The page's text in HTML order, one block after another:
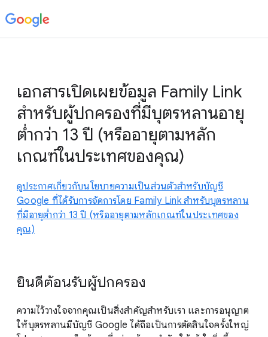
เอกสารเปิดเผยข้อมูล Family Link
สำหรับผู้ปกครองที่มีบุตรหลานอายุ
ต่ำกว่า 13 ปี (หรืออายุตามหลัก
เกณฑ์ในประเทศของคุณ)
ดูประกาศเกี่ยวกับนโยบายความเป็นส่วนตัวสำหรับบัญชี
Google ที่ได้รับการจัดการโดย Family Link สำหรับบุตรหลาน
ที่มีอายุต่ำกว่า 13 ปี (หรืออายุตามหลักเกณฑ์ในประเทศของ
คุณ)
ยินดีต้อนรับผู้ปกครอง
ความไว้วางใจจากคุณเป็นสิ่งสำคัญสำหรับเรา และการอนุญาต
ให้บุตรหลานมีบัญชี Google ได้ถือเป็นการตัดสินใจครั้งใหญ่